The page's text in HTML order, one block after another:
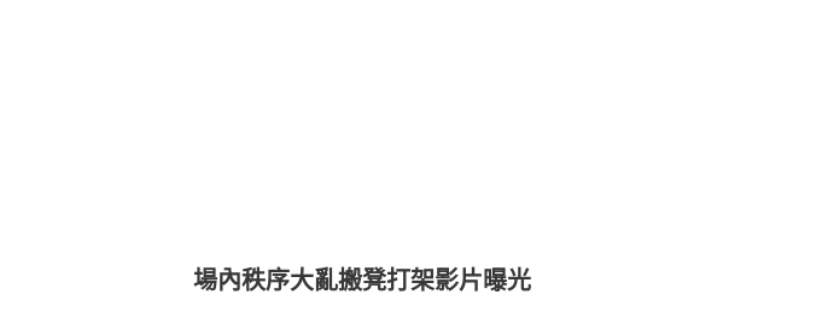
場內秩序大亂搬凳打架影片曝光